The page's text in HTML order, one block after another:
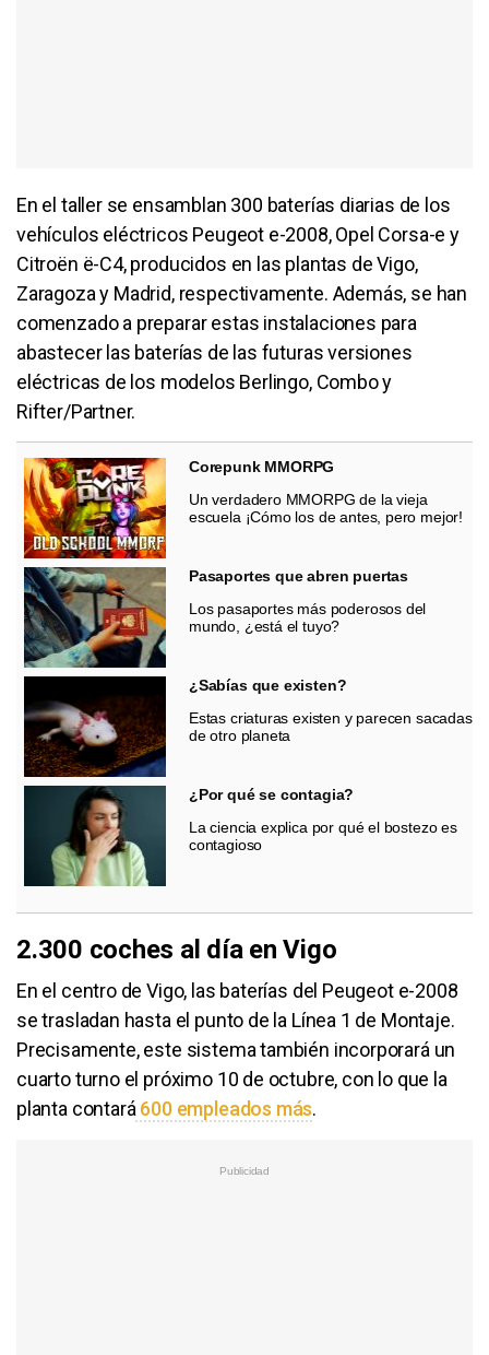
En el taller se ensamblan 300 baterías diarias de los
vehículos eléctricos Peugeot e-2008, Opel Corsa-e y
Citroën ë-C4, producidos en las plantas de Vigo,
Zaragoza y Madrid, respectivamente. Además, se han
comenzado a preparar estas instalaciones para
abastecer las baterías de las futuras versiones
eléctricas de los modelos Berlingo, Combo y
Rifter/Partner.
Corepunk MMORPG
Un verdadero MMORPG de la vieja
escuela ¡Cómo los de antes, pero mejor!
Pasaportes que abren puertas
Los pasaportes más poderosos del
mundo, ¿está el tuyo?
¿Sabías que existen?
Estas criaturas existen y parecen sacadas
de otro planeta
¿Por qué se contagia?
La ciencia explica por qué el bostezo es
contagioso
2.300 coches al día en Vigo
En el centro de Vigo, las baterías del Peugeot e-2008
se trasladan hasta el punto de la Línea 1 de Montaje.
Precisamente, este sistema también incorporará un
cuarto turno el próximo 10 de octubre, con lo que la
planta contará 600 empleados más.